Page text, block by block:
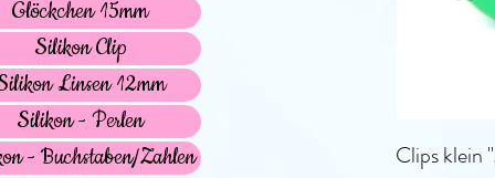
Clips klein
Glöckchen 15mm
Silikon Clip
Linsen 12mm
Silikon - Perlen
- Buchstaben/Zahlen